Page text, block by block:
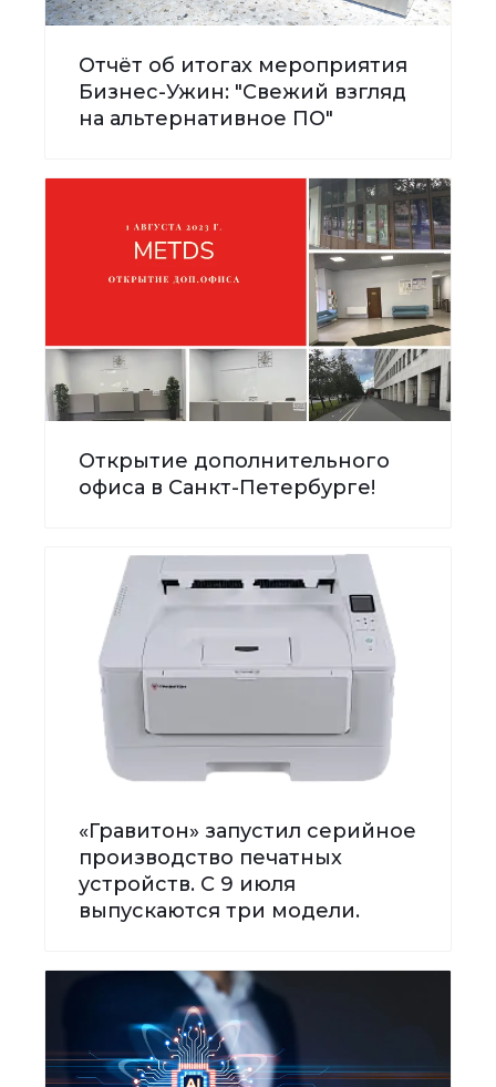
Отчёт об итогах мероприятия
Бизнес-Ужин: "Свежий взгляд
на альтернативное ПО"
Открытие дополнительного
офиса в Санкт-Петербурге!
«Гравитон» запустил серийное
производство печатных
устройств. С 9 июля
выпускаются три модели.